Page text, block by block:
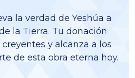
la verdad de Yeshúa a
la Tierra. Tu donación
y alcanza a los
de esta obra eterna hoy.